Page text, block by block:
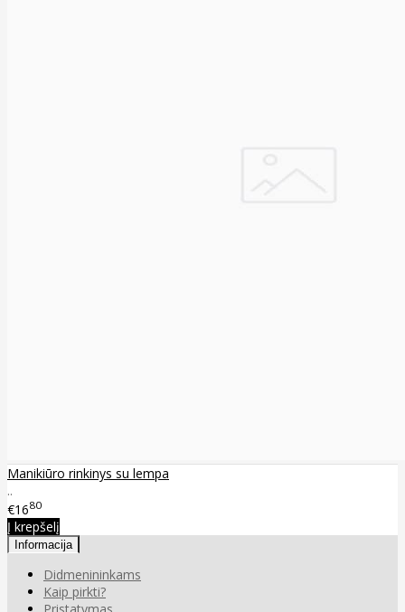
Manikiūro rinkinys su lempa
..
€1680
Į krepšelį
Informacija
Didmenininkams
Kaip pirkti?